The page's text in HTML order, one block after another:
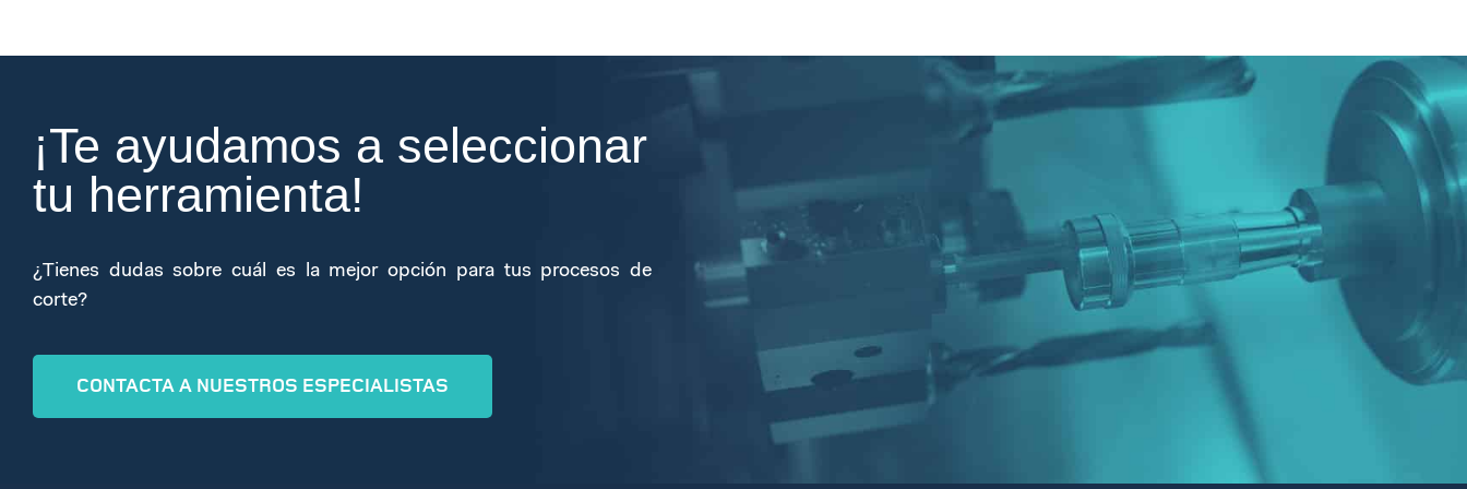
¡Te ayudamos a seleccionar
tu herramienta!
¿Tienes dudas sobre cuál es la mejor opción para tus procesos de
corte?
CONTACTA A NUESTROS ESPECIALISTAS